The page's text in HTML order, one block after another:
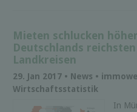
Mieten schlucken
Deutschlands
Landkreisen
29. Jan 2017 • News •
Wirtschaftsstatistik
In